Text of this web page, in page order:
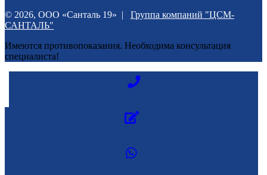
© 2026, ООО «Санталь 19» | Группа компаний "ЦСМ-
САНТАЛЬ"
Имеются противопоказания. Необходима консультация
специалиста!